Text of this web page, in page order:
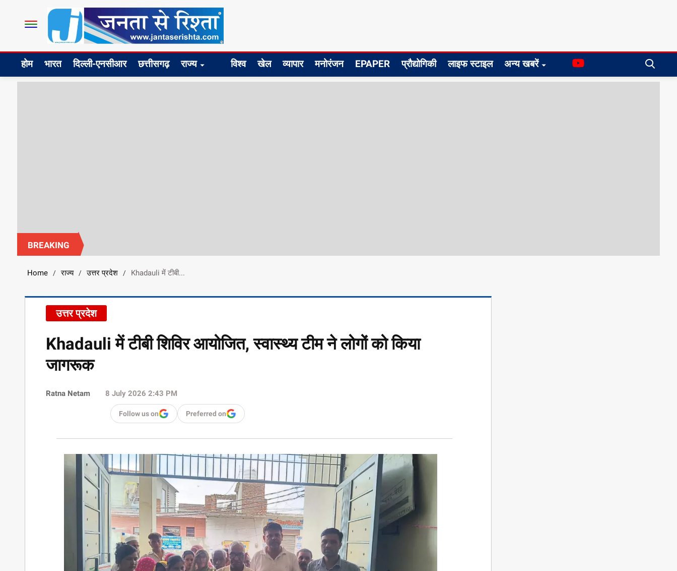
होम भारत दिल्ली-एनसीआर छत्तीसगढ़ राज्य विश्व खेल व्यापार मनोरंजन EPAPER प्रौद्योगिकी लाइफ स्टाइल अन्य खबरें
BREAKING
Home / राज्य / उत्तर प्रदेश / Khadauli में टीबी...
उत्तर प्रदेश
Khadauli में टीबी शिविर आयोजित, स्वास्थ्य टीम ने लोगों को किया
जागरूक
Ratna Netam 8 July 2026 2:43 PM
Follow us on Preferred on